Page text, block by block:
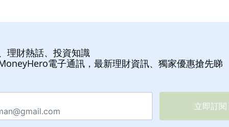
理財熱話、投資知識
電子通訊，最新理財資訊、獨家優惠搶先睇